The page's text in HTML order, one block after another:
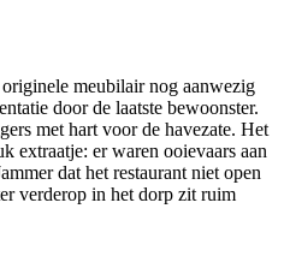
meubilair nog aanwezig
door de laatste bewoonster.
met hart voor de havezate. Het
extraatje: er waren ooievaars aan
dat het restaurant niet open
verderop in het dorp zit ruim